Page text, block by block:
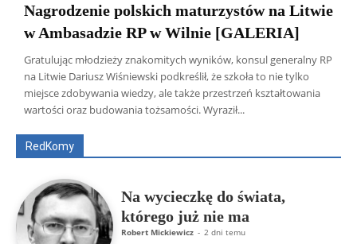
Nagrodzenie polskich maturzystów na Litwie
w Ambasadzie RP w Wilnie [GALERIA]
Gratulując młodzieży znakomitych wyników, konsul generalny RP
na Litwie Dariusz Wiśniewski podkreślił, że szkoła to nie tylko
miejsce zdobywania wiedzy, ale także przestrzeń kształtowania
wartości oraz budowania tożsamości. Wyraził...
RedKomy
Wszyscy Aleksander Borowik
Antoni Radczenko
Artur Płokszto
Grzegorz Górny
ks. Jarosław Wąsowicz SDB
Na wycieczkę do świata,
którego już nie ma
Robert Mickiewicz - 2 dni temu